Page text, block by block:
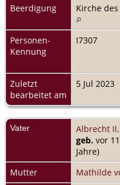
Beerdigung
Kirche
Personen-
Kennung
I7307
Zuletzt
bearbeitet am
5 Jul 2023
Vater Albrecht
geb. vor
Jahre)
Mutter
Mathilde